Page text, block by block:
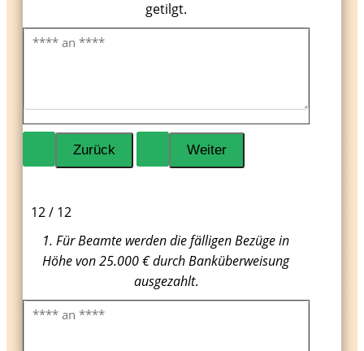
getilgt.
12 / 12
1. Für Beamte werden die fälligen Bezüge in
Höhe von 25.000 € durch Banküberweisung
ausgezahlt.